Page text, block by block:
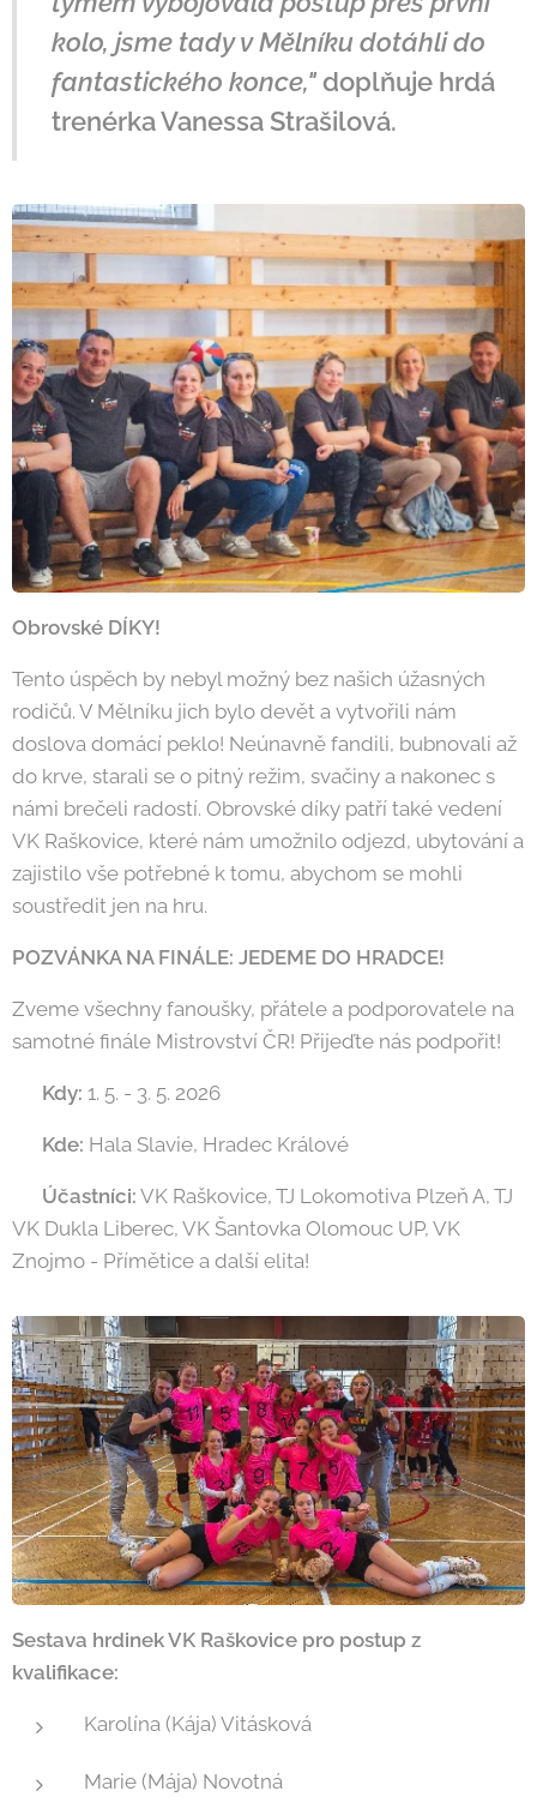
kolo, jsme tady v Mělníku dotáhli do
fantastického konce,"doplňuje hrdá
trenérka Vanessa Strašilová.
Obrovské DÍKY!
Tento úspěch by nebyl možný bez našich úžasných
rodičů. V Mělníku jich bylo devět a vytvořili nám
doslova domácí peklo! Neúnavně fandili, bubnovali až
do krve, starali se o pitný režim, svačiny a nakonec s
námi brečeli radostí. Obrovské díky patří také vedení
VK Raškovice, které nám umožnilo odjezd, ubytování a
zajistilo vše potřebné k tomu, abychom se mohli
soustředit jen na hru.
POZVÁNKA NA FINÁLE: JEDEME DO HRADCE!
Zveme všechny fanoušky, přátele a podporovatele na
samotné finále Mistrovství ČR! Přijeďte nás podpořit!
Kdy: 1. 5. - 3. 5. 2026
Kde: Hala Slavie, Hradec Králové
Účastníci: VK Raškovice, TJ Lokomotiva Plzeň A, TJ
VK Dukla Liberec, VK Šantovka Olomouc UP, VK
Znojmo - Přímětice a další elita!
Sestava hrdinek VK Raškovice pro postup z
kvalifikace:
Karolína (Kája) Vitásková
Marie (Mája) Novotná